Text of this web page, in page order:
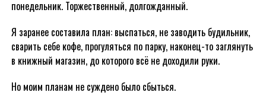
понедельник. Торжественный, долгожданный.
Я заранее составила план: выспаться, не заводить будильник,
сварить себе кофе, прогуляться по парку, наконец-то заглянуть
в книжный магазин, до которого всё не доходили руки.
Но моим планам не суждено было сбыться.